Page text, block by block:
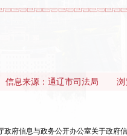
信息来源： 通辽市司法局 浏
政府信息与政务公开办公室关于政府